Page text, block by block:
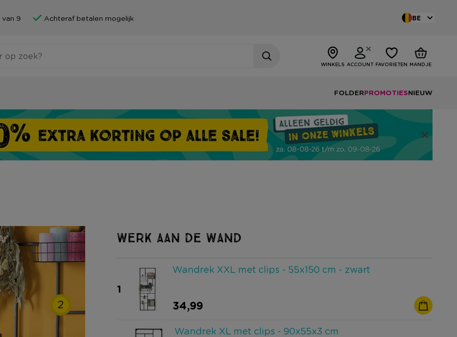
9 Achteraf betalen mogelijk BE
WINKELS ACCOUNT FAVORIETEN MANDJE
FOLDERPROMOTIESNIEUW
2
WERK AAN DE WAND
1
Wandrek XXL met clips - 55x150 cm - zwart
34,99
Wandrek XL met clips - 90x55x3 cm